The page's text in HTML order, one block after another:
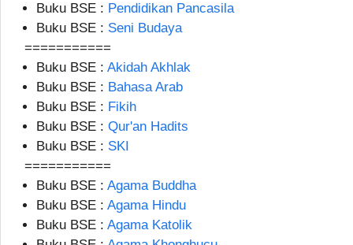
Buku BSE : Pendidikan Pancasila
Buku BSE : Seni Budaya
===========
Buku BSE : Akidah Akhlak
Buku BSE : Bahasa Arab
Buku BSE : Fikih
Buku BSE : Qur'an Hadits
Buku BSE : SKI
===========
Buku BSE : Agama Buddha
Buku BSE : Agama Hindu
Buku BSE : Agama Katolik